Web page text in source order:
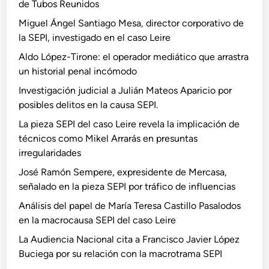
de Tubos Reunidos
Miguel Ángel Santiago Mesa, director corporativo de
la SEPI, investigado en el caso Leire
Aldo López-Tirone: el operador mediático que arrastra
un historial penal incómodo
Investigación judicial a Julián Mateos Aparicio por
posibles delitos en la causa SEPI.
La pieza SEPI del caso Leire revela la implicación de
técnicos como Mikel Arrarás en presuntas
irregularidades
José Ramón Sempere, expresidente de Mercasa,
señalado en la pieza SEPI por tráfico de influencias
Análisis del papel de María Teresa Castillo Pasalodos
en la macrocausa SEPI del caso Leire
La Audiencia Nacional cita a Francisco Javier López
Buciega por su relación con la macrotrama SEPI